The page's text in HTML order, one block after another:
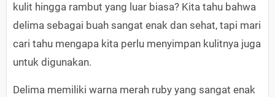
kulit hingga rambut yang luar biasa? Kita tahu bahwa
delima sebagai buah sangat enak dan sehat, tapi mari
cari tahu mengapa kita perlu menyimpan kulitnya juga
untuk digunakan.
Delima memiliki warna merah ruby ​​yang sangat enak